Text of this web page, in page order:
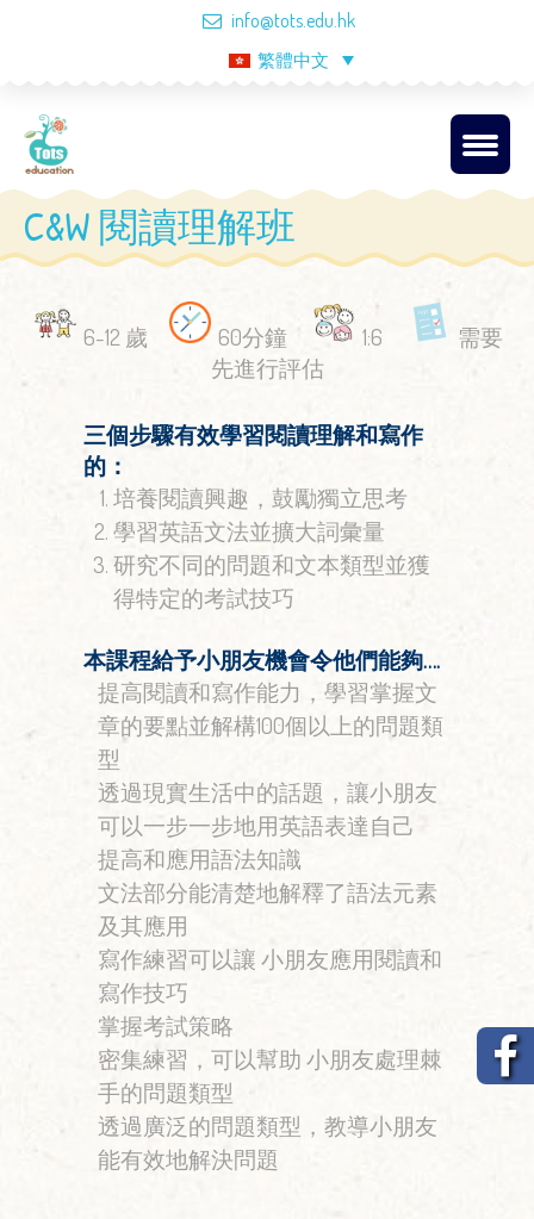
info@tots.edu.hk
繁體中文
C&W 閱讀理解班
6-12 歲 60分鐘 1:6
需要
先進行評估
三個步驟有效學習閱讀理解和寫作
的：
培養閱讀興趣，鼓勵獨立思考
學習英語文法並擴大詞彙量
研究不同的問題和文本類型並獲
得特定的考試技巧
本課程給予小朋友機會令他們能夠….
提高閱讀和寫作能力，學習掌握文
章的要點並解構100個以上的問題類
型
透過現實生活中的話題，讓小朋友
可以一步一步地用英語表達自己
提高和應用語法知識
文法部分能清楚地解釋了語法元素
及其應用
寫作練習可以讓 小朋友應用閱讀和
寫作技巧
掌握考試策略
密集練習，可以幫助 小朋友處理棘
手的問題類型
透過廣泛的問題類型，教導小朋友
能有效地解決問題